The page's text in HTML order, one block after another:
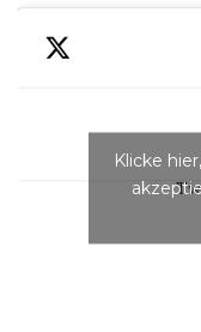
Klicke